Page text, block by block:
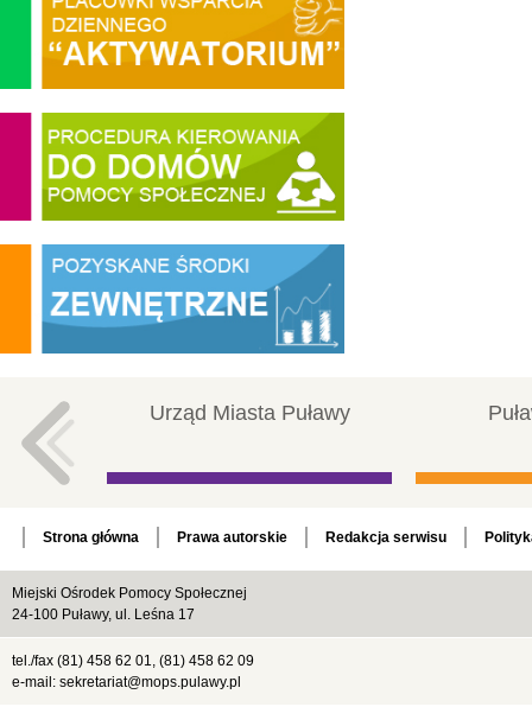
Urząd Miasta Puławy
Strona główna Prawa autorskie Redakcja serwisu
Miejski Ośrodek Pomocy Społecznej
24-100 Puławy, ul. Leśna 17
tel./fax (81) 458 62 01, (81) 458 62 09
e-mail: sekretariat@mops.pulawy.pl